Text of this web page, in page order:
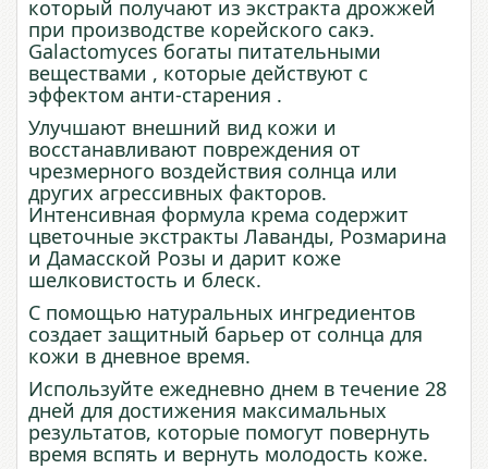
который получают из экстракта дрожжей
при производстве корейского сакэ.
Galactomyces богаты питательными
веществами , которые действуют с
эффектом анти-старения .
Улучшают внешний вид кожи и
восстанавливают повреждения от
чрезмерного воздействия солнца или
других агрессивных факторов.
Интенсивная формула крема содержит
цветочные экстракты Лаванды, Розмарина
и Дамасской Розы и дарит коже
шелковистость и блеск.
С помощью натуральных ингредиентов
создает защитный барьер от солнца для
кожи в дневное время.
Используйте ежедневно днем в течение 28
дней для достижения максимальных
результатов, которые помогут повернуть
время вспять и вернуть молодость коже.